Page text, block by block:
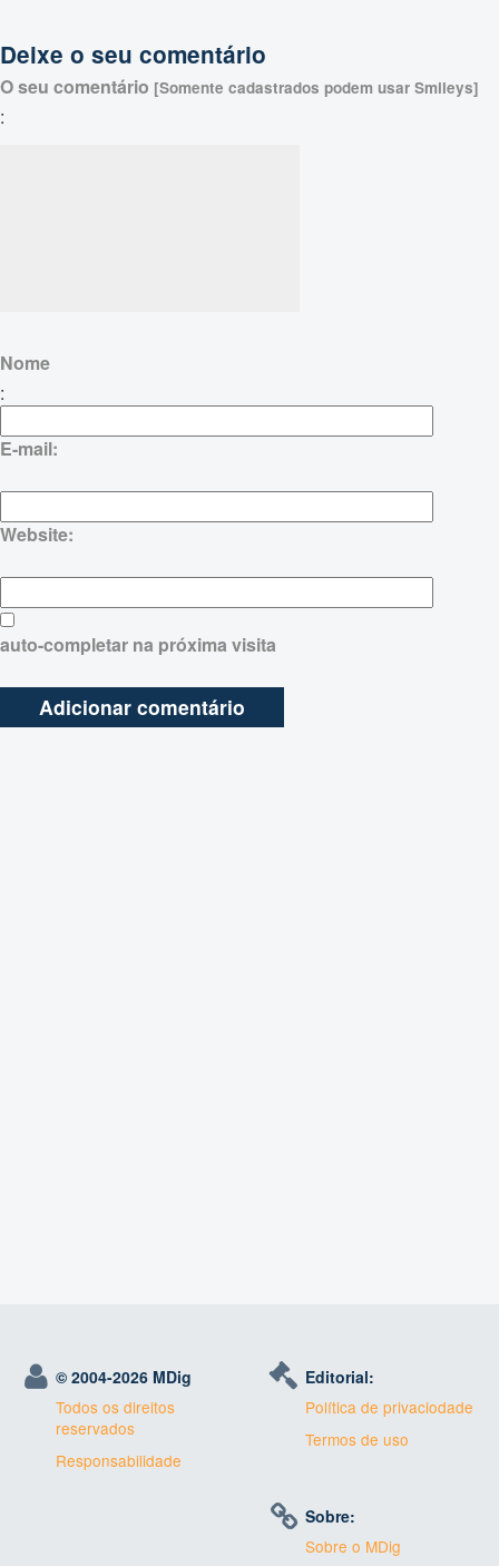
Deixe o seu comentário
O seu comentário [Somente cadastrados podem usar Smileys]
:
Nome
:
E-mail:
Website:
auto-completar na próxima visita
© 2004-2026 MDig
Todos os direitos
reservados
Responsabilidade
Editorial:
Política de privaciodade
Termos de uso
Sobre:
Sobre o MDig